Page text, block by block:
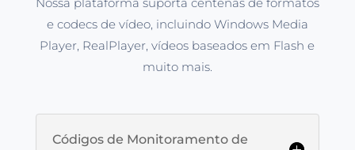
e codecs de vídeo, incluindo Windows Media
Player, RealPlayer, vídeos baseados em Flash e
muito mais.
Códigos de Monitoramento de